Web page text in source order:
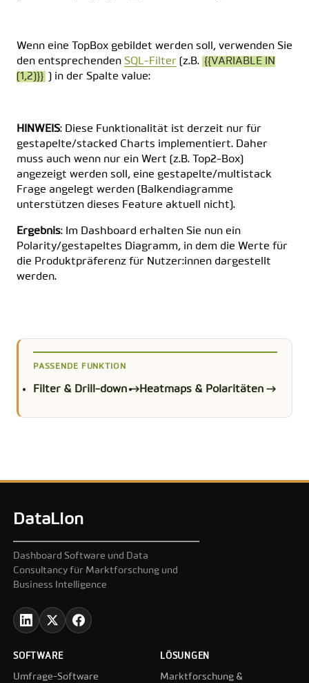
Wenn eine TopBox gebildet werden soll, verwenden Sie
den entsprechenden SQL-Filter (z.B. {{VARIABLE IN
(1,2)}} ) in der Spalte value:
HINWEIS: Diese Funktionalität ist derzeit nur für
gestapelte/stacked Charts implementiert. Daher
muss auch wenn nur ein Wert (z.B. Top2-Box)
angezeigt werden soll, eine gestapelte/multistack
Frage angelegt werden (Balkendiagramme
unterstützen dieses Feature aktuell nicht).
Ergebnis: Im Dashboard erhalten Sie nun ein
Polarity/gestapeltes Diagramm, in dem die Werte für
die Produktpräferenz für Nutzer:innen dargestellt
werden.
PASSENDE FUNKTION
Filter & Drill-down →Heatmaps & Polaritäten →
DataLion
Dashboard Software und Data
Consultancy für Marktforschung und
Business Intelligence
SOFTWARE
Umfrage-Software
LÖSUNGEN
Marktforschung &